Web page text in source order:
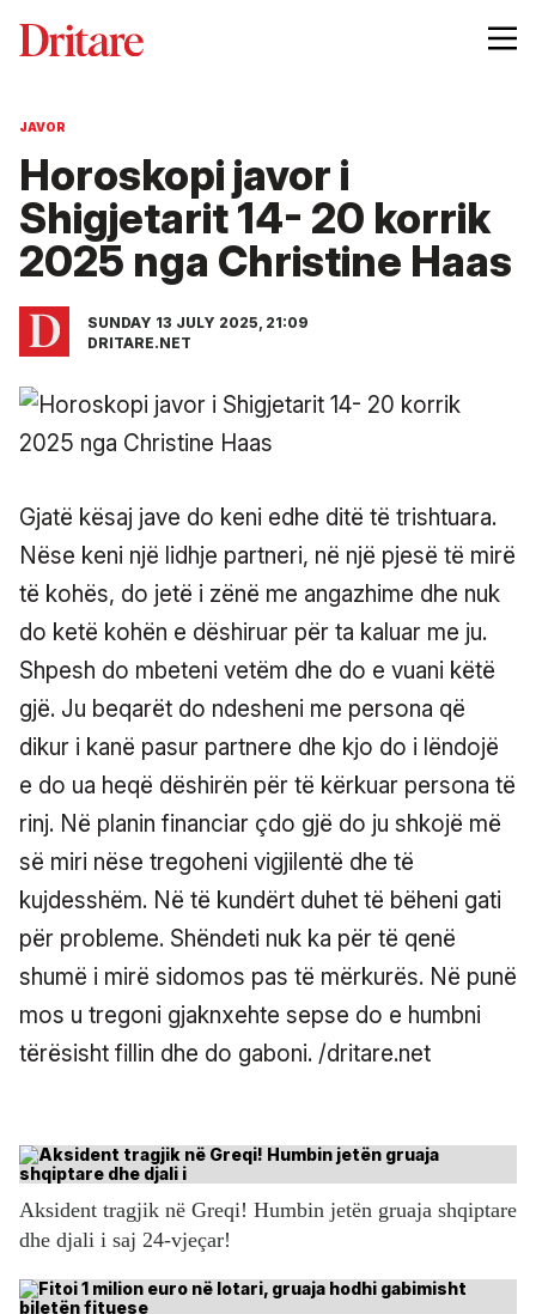
JAVOR
Horoskopi javor i
Shigjetarit 14- 20 korrik
2025 nga Christine Haas
SUNDAY 13 JULY 2025, 21:09
DRITARE.NET
Gjatë kësaj jave do keni edhe ditë të trishtuara.
Nëse keni një lidhje partneri, në një pjesë të mirë
të kohës, do jetë i zënë me angazhime dhe nuk
do ketë kohën e dëshiruar për ta kaluar me ju.
Shpesh do mbeteni vetëm dhe do e vuani këtë
gjë. Ju beqarët do ndesheni me persona që
dikur i kanë pasur partnere dhe kjo do i lëndojë
e do ua heqë dëshirën për të kërkuar persona të
rinj. Në planin financiar çdo gjë do ju shkojë më
së miri nëse tregoheni vigjilentë dhe të
kujdesshëm. Në të kundërt duhet të bëheni gati
për probleme. Shëndeti nuk ka për të qenë
shumë i mirë sidomos pas të mërkurës. Në punë
mos u tregoni gjaknxehte sepse do e humbni
tërësisht fillin dhe do gaboni. /dritare.net
Aksident tragjik në Greqi! Humbin jetën gruaja shqiptare
dhe djali i saj 24-vjeçar!